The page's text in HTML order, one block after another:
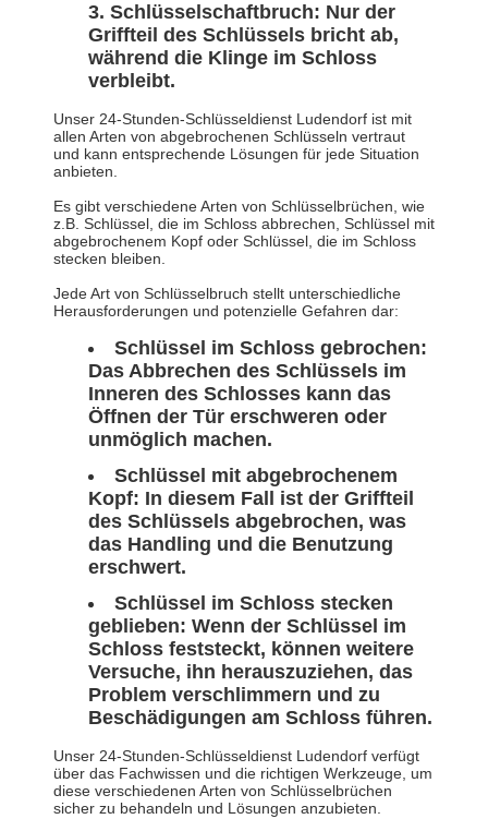
Schlüsselschaftbruch: Nur der
Griffteil des Schlüssels bricht ab,
während die Klinge im Schloss
verbleibt.
Unser 24-Stunden-Schlüsseldienst Ludendorf ist mit
allen Arten von abgebrochenen Schlüsseln vertraut
und kann entsprechende Lösungen für jede Situation
anbieten.
Es gibt verschiedene Arten von Schlüsselbrüchen, wie
z.B. Schlüssel, die im Schloss abbrechen, Schlüssel mit
abgebrochenem Kopf oder Schlüssel, die im Schloss
stecken bleiben.
Jede Art von Schlüsselbruch stellt unterschiedliche
Herausforderungen und potenzielle Gefahren dar:
Schlüssel im Schloss gebrochen:
Das Abbrechen des Schlüssels im
Inneren des Schlosses kann das
Öffnen der Tür erschweren oder
unmöglich machen.
Schlüssel mit abgebrochenem
Kopf: In diesem Fall ist der Griffteil
des Schlüssels abgebrochen, was
das Handling und die Benutzung
erschwert.
Schlüssel im Schloss stecken
geblieben: Wenn der Schlüssel im
Schloss feststeckt, können weitere
Versuche, ihn herauszuziehen, das
Problem verschlimmern und zu
Beschädigungen am Schloss führen.
Unser 24-Stunden-Schlüsseldienst Ludendorf verfügt
über das Fachwissen und die richtigen Werkzeuge, um
diese verschiedenen Arten von Schlüsselbrüchen
sicher zu behandeln und Lösungen anzubieten.